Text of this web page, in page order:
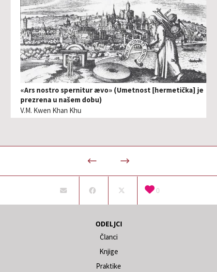
«Ars nostro spernitur ævo» (Umetnost [hermetička] je
prezrena u našem dobu)
V.M. Kwen Khan Khu
0
ODELJCI
Članci
Knjige
Praktike